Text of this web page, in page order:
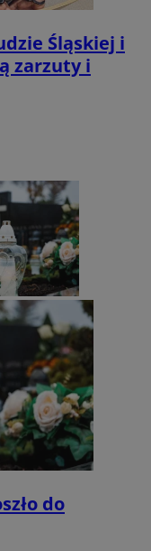
Śląskiej i
zarzuty i
do